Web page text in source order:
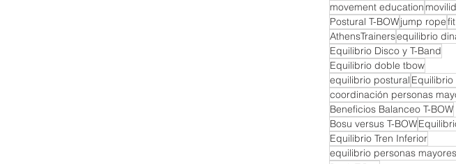
movement education
Postural T-BOWjump rope
AthensTrainersequilibrio
Equilibrio Disco y T-Band
Equilibrio doble tbow
equilibrio postural
coordinación personas
Beneficios Balanceo T-BOW
Bosu versus T-BOW
Equilibrio Tren Inferior
equilibrio personas mayores